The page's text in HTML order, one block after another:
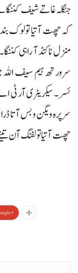
جنگلہ غاتے شیف
کہ چھت آتیا تولوک
منزل نا کنڈآ راہی
سرور تھ ہیم سیف اللہ
ئسر۔ سیکریٹری آر ٹی اے
سرپرہ ویگن و بس آتا
چھت آتیا تولفنگ آن